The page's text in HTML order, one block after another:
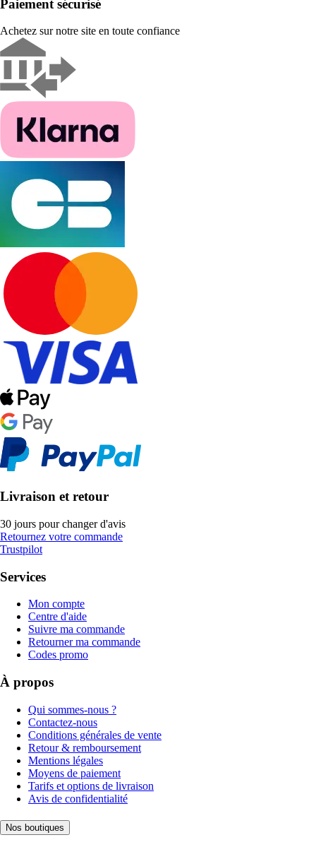
Paiement sécurisé
Achetez sur notre site en toute confiance
Livraison et retour
30 jours pour changer d'avis
Retournez votre commande
Trustpilot
Services
Mon compte
Centre d'aide
Suivre ma commande
Retourner ma commande
Codes promo
À propos
Qui sommes-nous ?
Contactez-nous
Conditions générales de vente
Retour & remboursement
Mentions légales
Moyens de paiement
Tarifs et options de livraison
Avis de confidentialité
Nos boutiques